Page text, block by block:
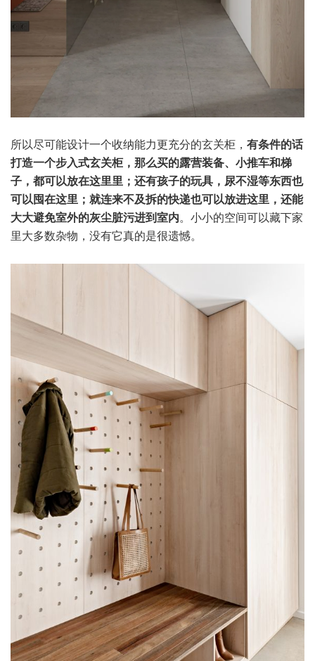
所以尽可能设计一个收纳能力更充分的玄关柜， 有条件的话
打造一个步入式玄关柜，那么买的露营装备、小推车和梯
子，都可以放在这里里；还有孩子的玩具，尿不湿等东西也
可以囤在这里；就连来不及拆的快递也可以放进这里，还能
大大避免室外的灰尘脏污进到室内。小小的空间可以藏下家
里大多数杂物，没有它真的是很遗憾。